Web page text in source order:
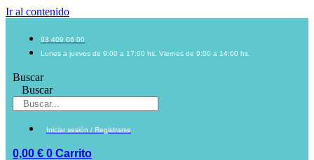
Ir al contenido
93 409 06 00
Lunes a jueves de 9:00 a 17:00 hs. Viernes de 9:00 a 14:00 hs.
Buscar
Buscar
Iniciar sesión / Registrarse
0,00 € 0 Carrito